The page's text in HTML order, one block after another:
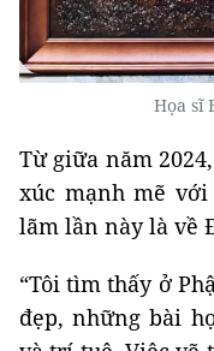
Họa sĩ
Từ giữa năm
xúc mạnh mẽ
lãm lần này là về
“Tôi tìm thấy ở
đẹp, những bài